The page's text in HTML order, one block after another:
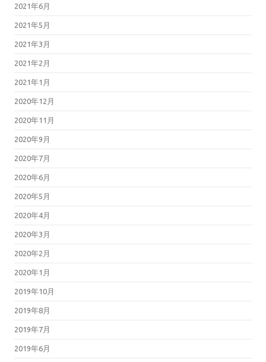
2021年6月
2021年5月
2021年3月
2021年2月
2021年1月
2020年12月
2020年11月
2020年9月
2020年7月
2020年6月
2020年5月
2020年4月
2020年3月
2020年2月
2020年1月
2019年10月
2019年8月
2019年7月
2019年6月